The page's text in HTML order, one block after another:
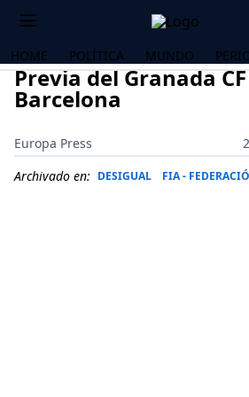
HOME POLÍTICA MUNDO
Previa del Granada CF
Barcelona
Europa Press
Archivado en: DESIGUAL FIA -